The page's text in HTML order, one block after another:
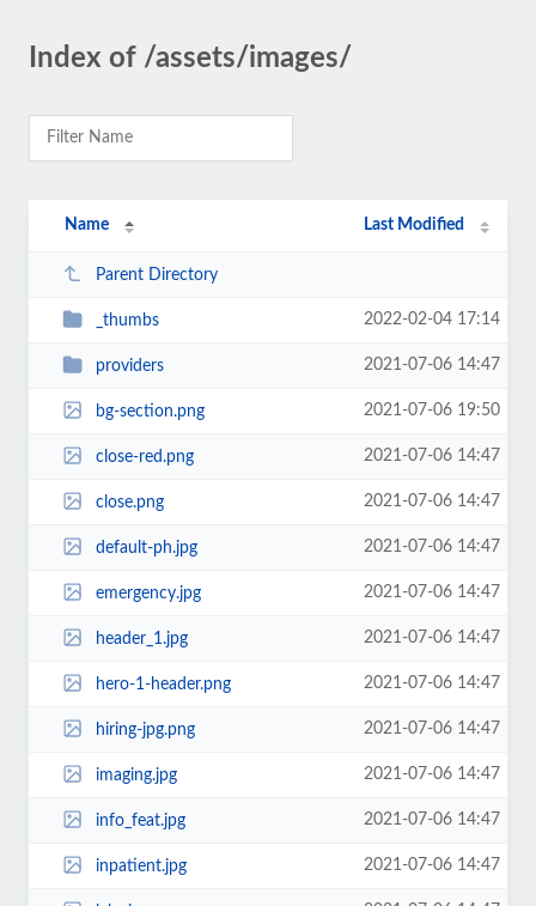
Index of /assets/images/
Name Last Modified
Parent Directory
_thumbs 2022-02-04 17:14
providers 2021-07-06 14:47
bg-section.png 2021-07-06 19:50
close-red.png 2021-07-06 14:47
close.png 2021-07-06 14:47
default-ph.jpg 2021-07-06 14:47
emergency.jpg 2021-07-06 14:47
header_1.jpg 2021-07-06 14:47
hero-1-header.png 2021-07-06 14:47
hiring-jpg.png 2021-07-06 14:47
imaging.jpg 2021-07-06 14:47
info_feat.jpg 2021-07-06 14:47
inpatient.jpg 2021-07-06 14:47